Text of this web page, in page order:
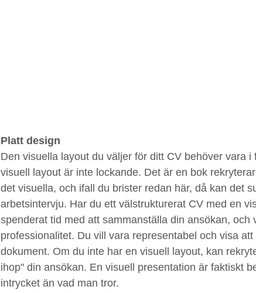
Platt design
Den visuella layout du väljer för ditt CV behöver vara
visuell layout är inte lockande. Det är en bok
det visuella, och ifall du brister redan här, då kan det
arbetsintervju. Har du ett välstrukturerat CV med en
spenderat tid med att sammanställa din ansökan, och
professionalitet. Du vill vara representabel och visa
dokument. Om du inte har en visuell layout, kan
ihop" din ansökan. En visuell presentation är faktiskt
intrycket än vad man tror.